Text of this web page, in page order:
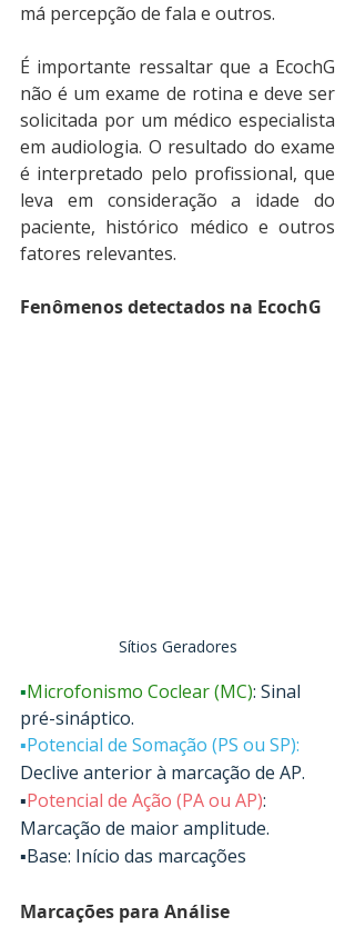
má percepção de fala e outros.
É importante ressaltar que a EcochG
não é um exame de rotina e deve ser
solicitada por um médico especialista
em audiologia. O resultado do exame
é interpretado pelo profissional, que
leva em consideração a idade do
paciente, histórico médico e outros
fatores relevantes.
Fenômenos detectados na EcochG
Sítios Geradores
▪Microfonismo Coclear (MC): Sinal
pré-sináptico.
▪Potencial de Somação (PS ou SP):
Declive anterior à marcação de AP.
▪Potencial de Ação (PA ou AP):
Marcação de maior amplitude.
▪Base: Início das marcações
Marcações para Análise